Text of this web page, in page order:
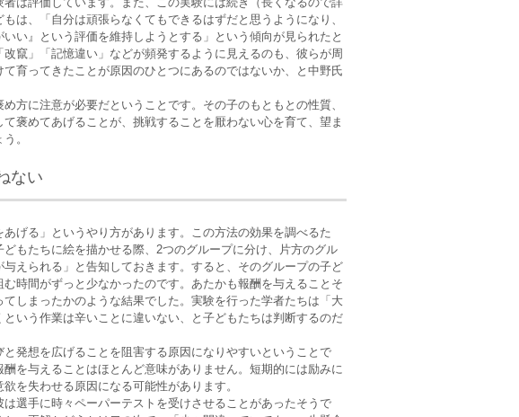
は、「自分は頑張らなくてもできるはずだと思うようになり、
い』という評価を維持しようとする」という傾向が見られたと
竄」「記憶違い」などが頻発するように見えるのも、彼らが周
育ってきたことが原因のひとつにあるのではないか、と中野氏
方に注意が必要だということです。その子のもともとの性質、
褒めてあげることが、挑戦することを厭わない心を育て、望ま
。
ない
げる」というやり方があります。この方法の効果を調べるた
もたちに絵を描かせる際、2つのグループに分け、片方のグル
えられる」と告知しておきます。すると、そのグループの子ど
時間がずっと少なかったのです。あたかも報酬を与えることそ
しまったかのような結果でした。実験を行った学者たちは「大
いう作業は辛いことに違いない、と子どもたちは判断するのだ
発想を広げることを阻害する原因になりやすいということで
を与えることはほとんど意味がありません。短期的には励みに
を失わせる原因になる可能性があります。
選手に時々ペーパーテストを受けさせることがあったそうで